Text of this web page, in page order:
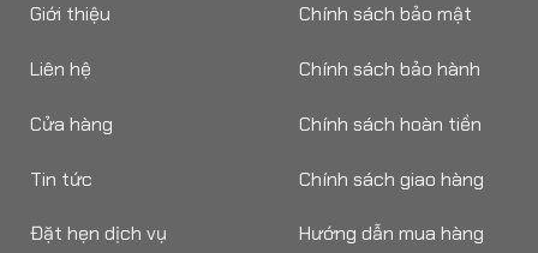
Giới thiệu
Liên hệ
Cửa hàng
Tin tức
Đặt hẹn dịch vụ
Chính sách bảo mật
Chính sách bảo hành
Chính sách hoàn tiền
Chính sách giao hàng
Hướng dẫn mua hàng